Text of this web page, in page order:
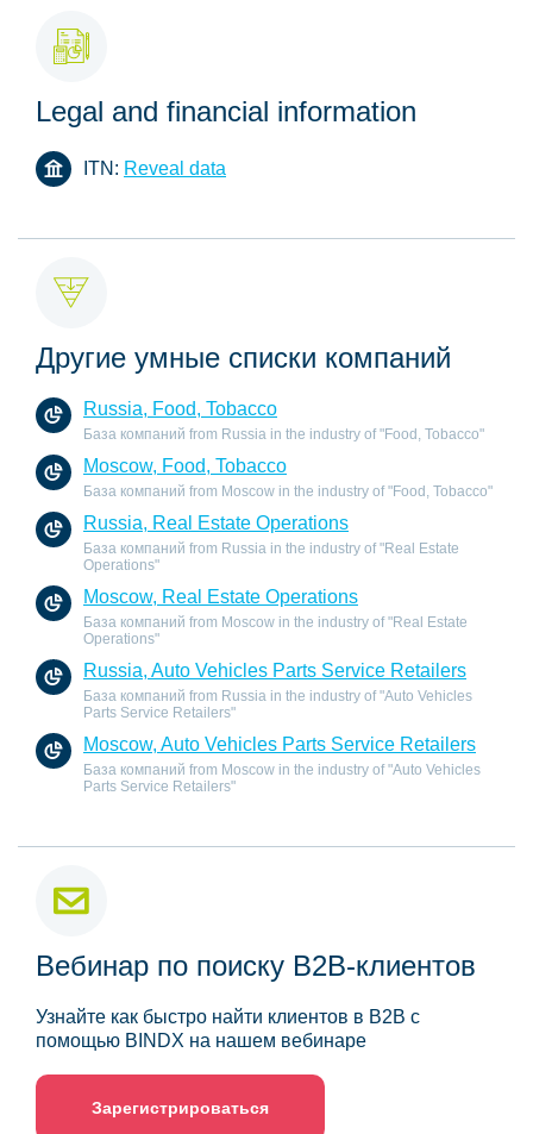
Legal and financial information
ITN: Reveal data
Другие умные списки компаний
Russia, Food, Tobacco
База компаний from Russia in the industry of "Food, Tobacco"
Moscow, Food, Tobacco
База компаний from Moscow in the industry of "Food, Tobacco"
Russia, Real Estate Operations
База компаний from Russia in the industry of "Real Estate
Operations"
Moscow, Real Estate Operations
База компаний from Moscow in the industry of "Real Estate
Operations"
Russia, Auto Vehicles Parts Service Retailers
База компаний from Russia in the industry of "Auto Vehicles
Parts Service Retailers"
Moscow, Auto Vehicles Parts Service Retailers
База компаний from Moscow in the industry of "Auto Vehicles
Parts Service Retailers"
Вебинар по поиску B2B-клиентов
Узнайте как быстро найти клиентов в B2B с
помощью BINDX на нашем вебинаре
Зарегистрироваться